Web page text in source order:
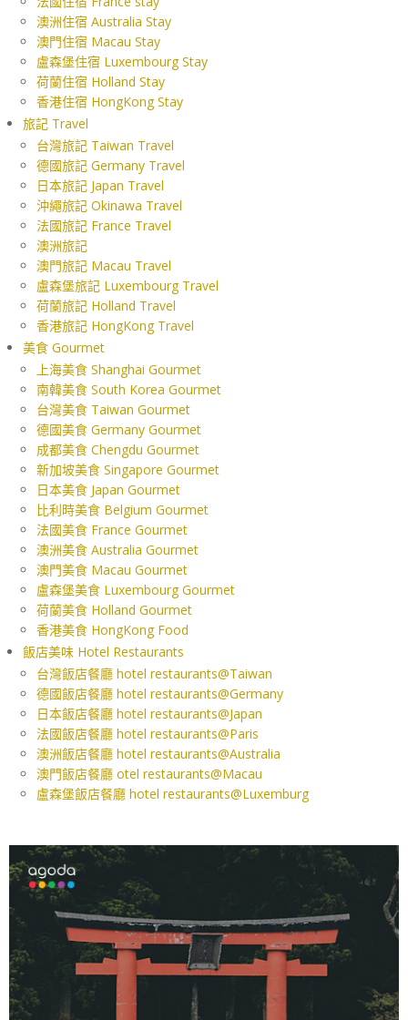
澳洲住宿 Australia Stay
澳門住宿 Macau Stay
盧森堡住宿 Luxembourg Stay
荷蘭住宿 Holland Stay
香港住宿 HongKong Stay
旅記 Travel
台灣旅記 Taiwan Travel
德國旅記 Germany Travel
日本旅記 Japan Travel
沖繩旅記 Okinawa Travel
法國旅記 France Travel
澳洲旅記
澳門旅記 Macau Travel
盧森堡旅記 Luxembourg Travel
荷蘭旅記 Holland Travel
香港旅記 HongKong Travel
美食 Gourmet
上海美食 Shanghai Gourmet
南韓美食 South Korea Gourmet
台灣美食 Taiwan Gourmet
德國美食 Germany Gourmet
成都美食 Chengdu Gourmet
新加坡美食 Singapore Gourmet
日本美食 Japan Gourmet
比利時美食 Belgium Gourmet
法國美食 France Gourmet
澳洲美食 Australia Gourmet
澳門美食 Macau Gourmet
盧森堡美食 Luxembourg Gourmet
荷蘭美食 Holland Gourmet
香港美食 HongKong Food
飯店美味 Hotel Restaurants
台灣飯店餐廳 hotel restaurants@Taiwan
德國飯店餐廳 hotel restaurants@Germany
日本飯店餐廳 hotel restaurants@Japan
法國飯店餐廳 hotel restaurants@Paris
澳洲飯店餐廳 hotel restaurants@Australia
澳門飯店餐廳 otel restaurants@Macau
盧森堡飯店餐廳 hotel restaurants@Luxemburg